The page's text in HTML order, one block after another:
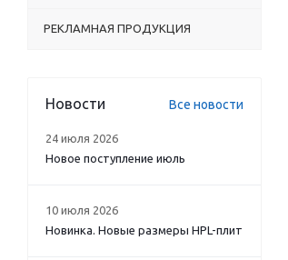
РЕКЛАМНАЯ ПРОДУКЦИЯ
Новости Все новости
24 июля 2026
Новое поступление июль
10 июля 2026
Новинка. Новые размеры HPL-плит